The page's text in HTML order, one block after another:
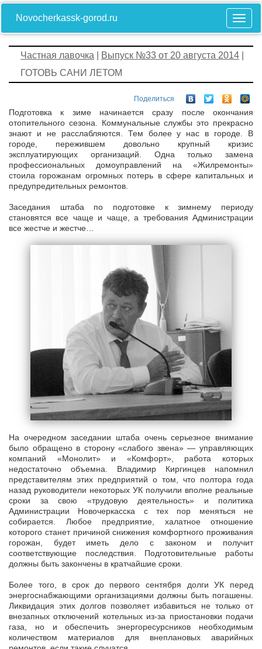
Novocherkassk-gorod.ru
Частная лавочка Выпуск №33 от 20 августа 2014
ГОТОВЬ САНИ ЛЕТОМ
Поделиться
Подготовка к зиме начинается сразу после окончания
отопительного сезона. Коммунальные службы это прекрасно
знают и не расслабляются. Тем более у нас в городе. В
городе, пережившем довольно крупный кризис
эксплуатирующих организаций. Одна только замена
профессиональных домоуправлений на «Жилремонты»
стоила горожанам огромных потерь в сфере капитальных и
предупредительных ремонтов.
Заседания штаба по подготовке к зимнему периоду
становятся все чаще и чаще, а требования Администрации
все жестче и жестче…
На очередном заседании штаба очень серьезное внимание
было обращено в сторону «слабого звена» — управляющих
компаний «Монолит» и «Комфорт», работа которых
недостаточно объемна. Владимир Киргинцев напомнил
представителям этих предприятий о том, что полтора года
назад руководители некоторых УК получили вполне реальные
сроки за свою «трудовую деятельность» и политика
Администрации Новочеркасска с тех пор меняться не
собирается. Любое предприятие, халатное отношение
которого станет причиной снижения комфортного проживания
горожан, будет иметь дело с законом и получит
соответствующие последствия. Подготовительные работы
должны быть закончены в кратчайшие сроки.
Более того, в срок до первого сентября долги УК перед
энергоснабжающими организациями должны быть погашены.
Ликвидация этих долгов позволяет избавиться не только от
внезапных отключений котельных из-за приостановки подачи
газа, но и обеспечить энергоресурсников необходимым
количеством материалов для внеплановых аварийных